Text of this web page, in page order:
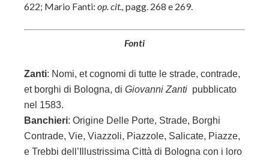
622; Mario Fanti: op. cit., pagg. 268 e 269.
Fonti
Zanti: Nomi, et cognomi di tutte le strade, contrade,
et borghi di Bologna, di Giovanni Zanti pubblicato
nel 1583.
Banchieri: Origine Delle Porte, Strade, Borghi
Contrade, Vie, Viazzoli, Piazzole, Salicate, Piazze,
e Trebbi dell’Illustrissima Città di Bologna con i loro